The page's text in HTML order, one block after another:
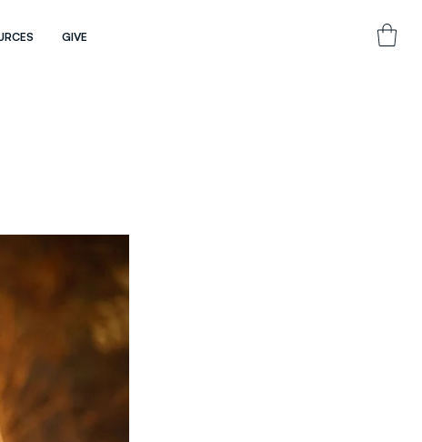
GIVE